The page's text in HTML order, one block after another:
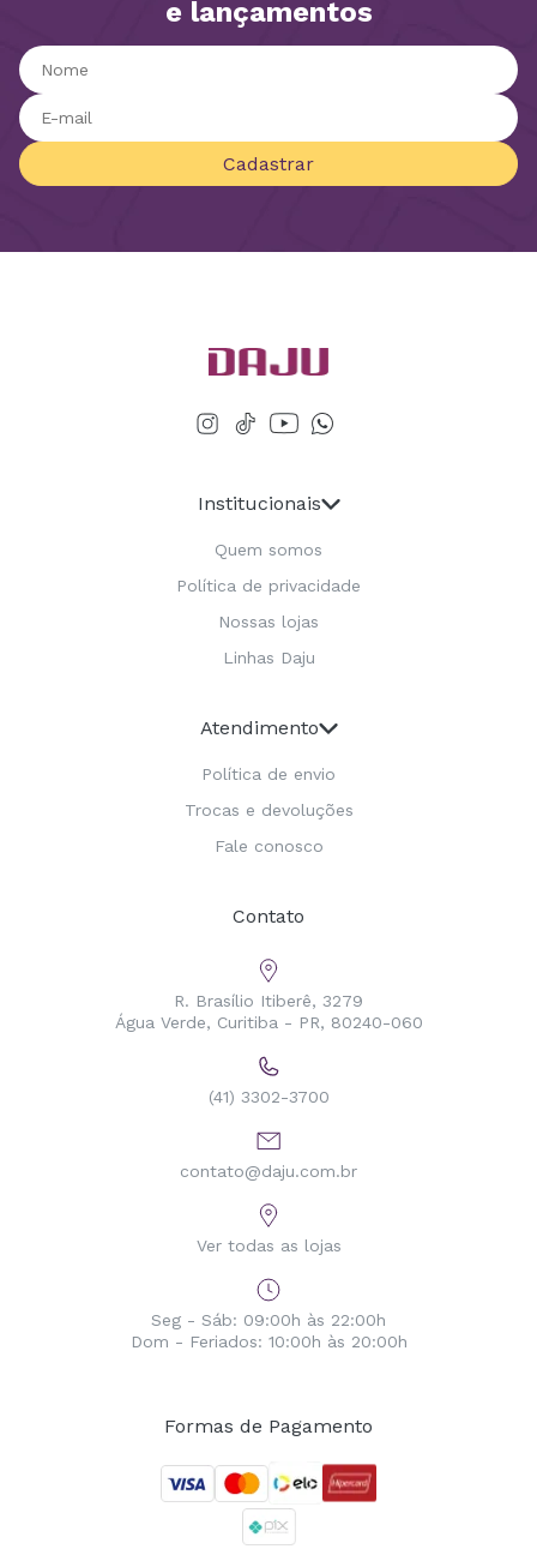
e lançamentos
Cadastrar
Institucionais
Quem somos
Política de privacidade
Nossas lojas
Linhas Daju
Atendimento
Política de envio
Trocas e devoluções
Fale conosco
Contato
R. Brasílio Itiberê, 3279
Água Verde, Curitiba - PR, 80240-060
(41) 3302-3700
contato@daju.com.br
Ver todas as lojas
Seg - Sáb: 09:00h às 22:00h
Dom - Feriados: 10:00h às 20:00h
Formas de Pagamento